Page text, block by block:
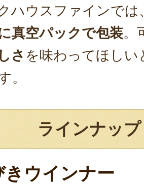
ハウスファインでは
真空パックで包装。
さ を味わってほし
。
ラインナップ
ウインナー